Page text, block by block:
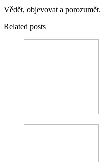
Vědět, objevovat a porozumět.
Related posts